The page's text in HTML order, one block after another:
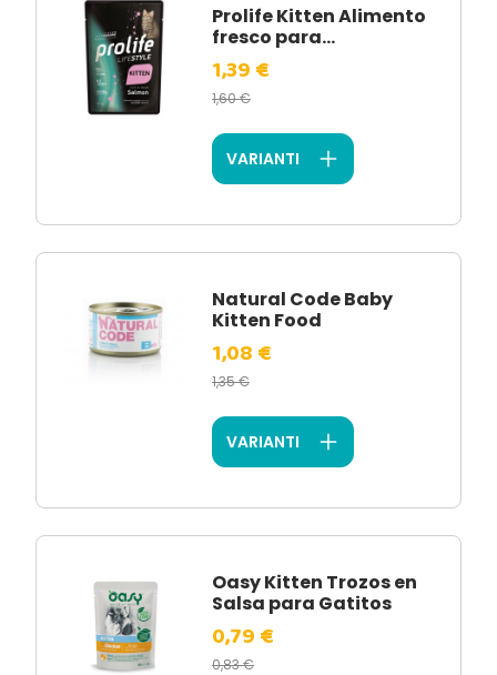
Prolife Kitten Alimento
fresco para...
1,39 €
1,60 €
VARIANTI
Natural Code Baby
Kitten Food
1,08 €
1,35 €
VARIANTI
Oasy Kitten Trozos en
Salsa para Gatitos
0,79 €
0,83 €